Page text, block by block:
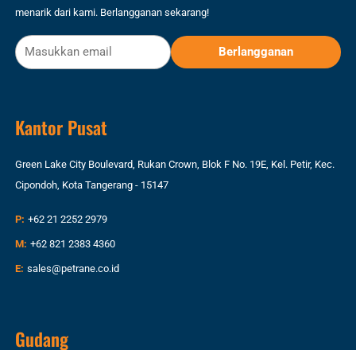
menarik dari kami. Berlangganan sekarang!
Kantor Pusat
Green Lake City Boulevard, Rukan Crown, Blok F No. 19E, Kel. Petir, Kec.
Cipondoh, Kota Tangerang - 15147
P: +62 21 2252 2979
M: +62 821 2383 4360
E: sales@petrane.co.id
Gudang